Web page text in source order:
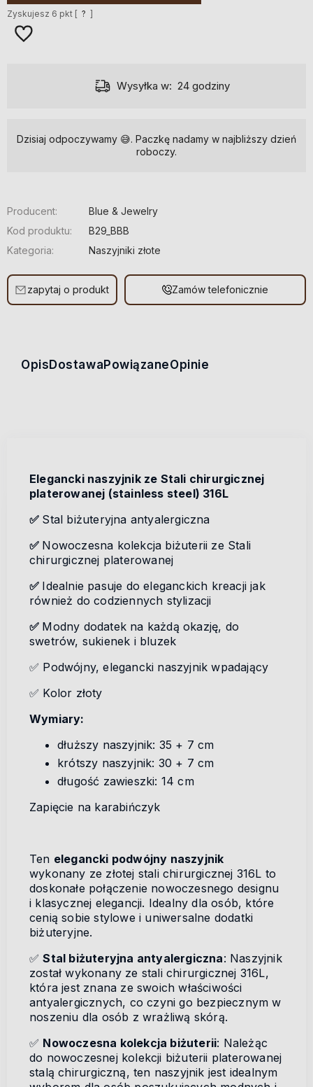
Zyskujesz 6 pkt [ ? ]
Wysyłka w: 24 godziny
Dzisiaj odpoczywamy 😅. Paczkę nadamy w najbliższy dzień
roboczy.
Producent:
Blue & Jewelry
Kod produktu:
B29_BBB
Kategoria:
Naszyjniki złote
zapytaj o produkt Zamów telefonicznie
Opis Dostawa PowiązaneOpinie
Elegancki naszyjnik ze Stali chirurgicznej
platerowanej (stainless steel) 316L
✅ Stal biżuteryjna antyalergiczna
✅ Nowoczesna kolekcja biżuterii ze Stali
chirurgicznej platerowanej
✅ Idealnie pasuje do eleganckich kreacji jak
również do codziennych stylizacji
✅ Modny dodatek na każdą okazję, do
swetrów, sukienek i bluzek
✅ Podwójny, elegancki naszyjnik wpadający
✅ Kolor złoty
Wymiary:
dłuższy naszyjnik: 35 + 7 cm
krótszy naszyjnik: 30 + 7 cm
długość zawieszki: 14 cm
Zapięcie na karabińczyk
Ten elegancki podwójny naszyjnik
wykonany ze złotej stali chirurgicznej 316L to
doskonałe połączenie nowoczesnego designu
i klasycznej elegancji. Idealny dla osób, które
cenią sobie stylowe i uniwersalne dodatki
biżuteryjne.
✅Stal biżuteryjna antyalergiczna: Naszyjnik
został wykonany ze stali chirurgicznej 316L,
która jest znana ze swoich właściwości
antyalergicznych, co czyni go bezpiecznym w
noszeniu dla osób z wrażliwą skórą.
✅ Nowoczesna kolekcja biżuterii: Należąc
do nowoczesnej kolekcji biżuterii platerowanej
stalą chirurgiczną, ten naszyjnik jest idealnym